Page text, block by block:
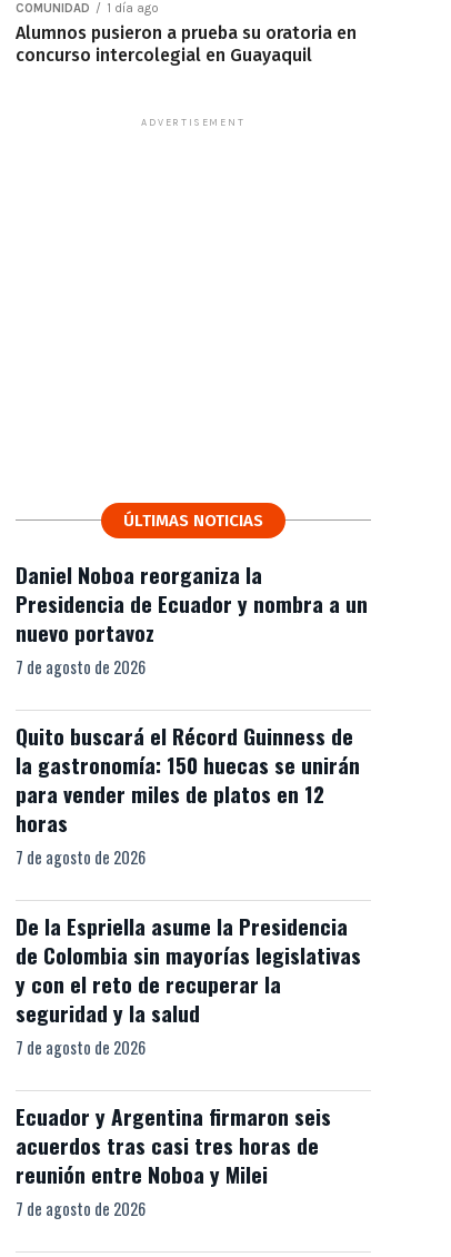
COMUNIDAD 1 día ago
Alumnos pusieron a prueba su oratoria en
concurso intercolegial en Guayaquil
ADVERTISEMENT
ÚLTIMAS NOTICIAS
Daniel Noboa reorganiza la
Presidencia de Ecuador y nombra a un
nuevo portavoz
7 de agosto de 2026
Quito buscará el Récord Guinness de
la gastronomía: 150 huecas se unirán
para vender miles de platos en 12
horas
7 de agosto de 2026
De la Espriella asume la Presidencia
de Colombia sin mayorías legislativas
y con el reto de recuperar la
seguridad y la salud
7 de agosto de 2026
Ecuador y Argentina firmaron seis
acuerdos tras casi tres horas de
reunión entre Noboa y Milei
7 de agosto de 2026